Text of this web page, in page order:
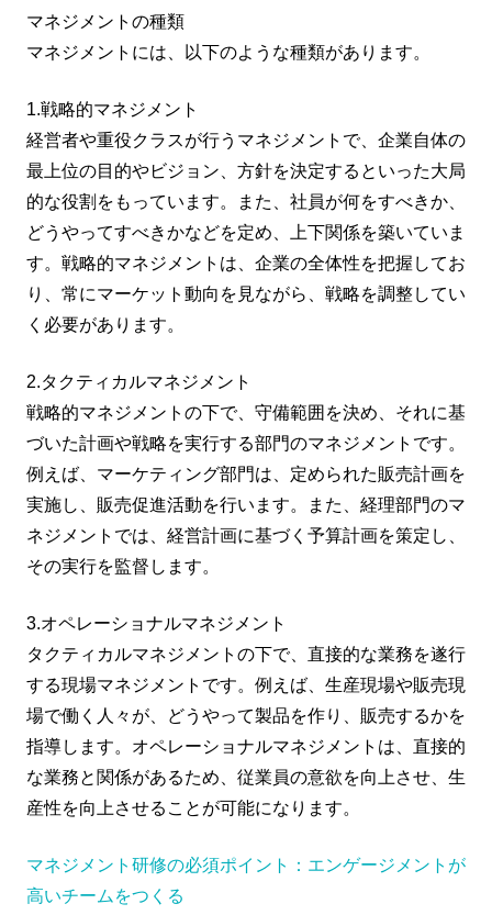
マネジメントの種類
マネジメントには、以下のような種類があります。
1.戦略的マネジメント
経営者や重役クラスが行うマネジメントで、企業自体の
最上位の目的やビジョン、方針を決定するといった大局
的な役割をもっています。また、社員が何をすべきか、
どうやってすべきかなどを定め、上下関係を築いていま
す。戦略的マネジメントは、企業の全体性を把握してお
り、常にマーケット動向を見ながら、戦略を調整してい
く必要があります。
2.タクティカルマネジメント
戦略的マネジメントの下で、守備範囲を決め、それに基
づいた計画や戦略を実行する部門のマネジメントです。
例えば、マーケティング部門は、定められた販売計画を
実施し、販売促進活動を行います。また、経理部門のマ
ネジメントでは、経営計画に基づく予算計画を策定し、
その実行を監督します。
3.オペレーショナルマネジメント
タクティカルマネジメントの下で、直接的な業務を遂行
する現場マネジメントです。例えば、生産現場や販売現
場で働く人々が、どうやって製品を作り、販売するかを
指導します。オペレーショナルマネジメントは、直接的
な業務と関係があるため、従業員の意欲を向上させ、生
産性を向上させることが可能になります。
マネジメント研修の必須ポイント：エンゲージメントが
高いチームをつくる